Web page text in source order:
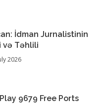
İdman Jurnalistinin
və Təhlili
2026
9679 Free Ports